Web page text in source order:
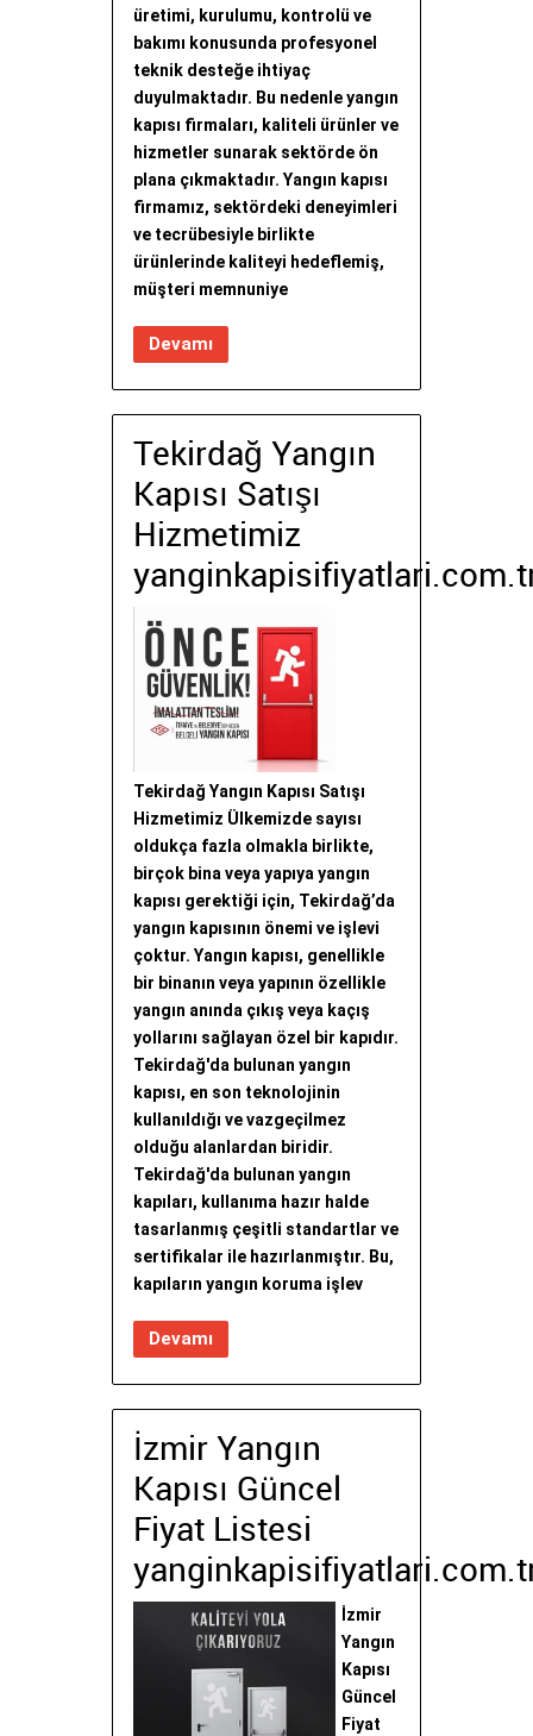
üretimi, kurulumu, kontrolü ve
bakımı konusunda profesyonel
teknik desteğe ihtiyaç
duyulmaktadır. Bu nedenle yangın
kapısı firmaları, kaliteli ürünler ve
hizmetler sunarak sektörde ön
plana çıkmaktadır. Yangın kapısı
firmamız, sektördeki deneyimleri
ve tecrübesiyle birlikte
ürünlerinde kaliteyi hedeflemiş,
müşteri memnuniye
Devamı
Tekirdağ Yangın
Kapısı Satışı
Hizmetimiz
Tekirdağ Yangın Kapısı Satışı
Hizmetimiz Ülkemizde sayısı
oldukça fazla olmakla birlikte,
birçok bina veya yapıya yangın
kapısı gerektiği için, Tekirdağ’da
yangın kapısının önemi ve işlevi
çoktur. Yangın kapısı, genellikle
bir binanın veya yapının özellikle
yangın anında çıkış veya kaçış
yollarını sağlayan özel bir kapıdır.
Tekirdağ'da bulunan yangın
kapısı, en son teknolojinin
kullanıldığı ve vazgeçilmez
olduğu alanlardan biridir.
Tekirdağ'da bulunan yangın
kapıları, kullanıma hazır halde
tasarlanmış çeşitli standartlar ve
sertifikalar ile hazırlanmıştır. Bu,
kapıların yangın koruma işlev
Devamı
İzmir Yangın
Kapısı Güncel
Fiyat Listesi
İzmir
Yangın
Kapısı
Güncel
Fiyat